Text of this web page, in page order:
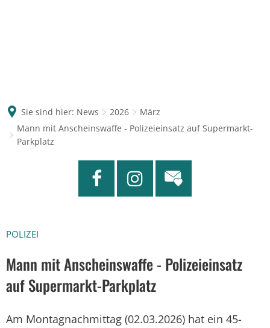
Sie sind hier: News 2026
März
Mann mit Anscheinswaffe - Polizeieinsatz auf Supermarkt-
Parkplatz
POLIZEI
Mann mit Anscheinswaffe - Polizeieinsatz
auf Supermarkt-Parkplatz
Am Montagnachmittag (02.03.2026) hat ein 45-